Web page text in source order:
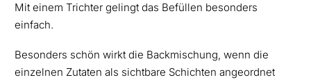
Mit einem Trichter gelingt das Befüllen besonders
einfach.
Besonders schön wirkt die Backmischung, wenn die
einzelnen Zutaten als sichtbare Schichten angeordnet